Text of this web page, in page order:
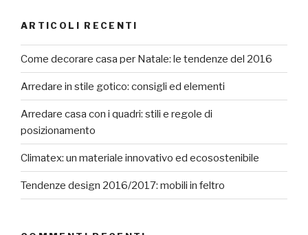
ARTICOLI RECENTI
Come decorare casa per Natale: le tendenze del 2016
Arredare in stile gotico: consigli ed elementi
Arredare casa con i quadri: stili e regole di
posizionamento
Climatex: un materiale innovativo ed ecosostenibile
Tendenze design 2016/2017: mobili in feltro